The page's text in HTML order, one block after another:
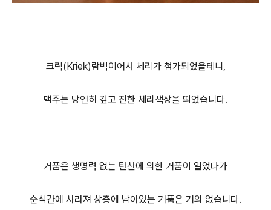
크릭(Kriek)람빅이어서 체리가 첨가되었을테니,
맥주는 당연히 깊고 진한 체리색상을 띄었습니다.
거품은 생명력 없는 탄산에 의한 거품이 일었다가
순식간에 사라져 상층에 남아있는 거품은 거의 없습니다.